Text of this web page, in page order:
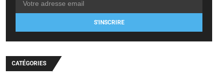
S'INSCRIRE
CATÉGORIES